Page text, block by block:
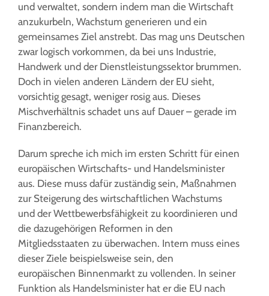
und verwaltet, sondern indem man die Wirtschaft
anzukurbeln, Wachstum generieren und ein
gemeinsames Ziel anstrebt. Das mag uns Deutschen
zwar logisch vorkommen, da bei uns Industrie,
Handwerk und der Dienstleistungssektor brummen.
Doch in vielen anderen Ländern der EU sieht,
vorsichtig gesagt, weniger rosig aus. Dieses
Mischverhältnis schadet uns auf Dauer – gerade im
Finanzbereich.
Darum spreche ich mich im ersten Schritt für einen
europäischen Wirtschafts- und Handelsminister
aus. Diese muss dafür zuständig sein, Maßnahmen
zur Steigerung des wirtschaftlichen Wachstums
und der Wettbewerbsfähigkeit zu koordinieren und
die dazugehörigen Reformen in den
Mitgliedsstaaten zu überwachen. Intern muss eines
dieser Ziele beispielsweise sein, den
europäischen Binnenmarkt zu vollenden. In seiner
Funktion als Handelsminister hat er die EU nach